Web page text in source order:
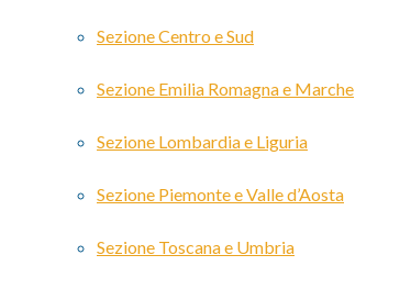
Sezione Centro e Sud
Sezione Emilia Romagna e Marche
Sezione Lombardia e Liguria
Sezione Piemonte e Valle d’Aosta
Sezione Toscana e Umbria